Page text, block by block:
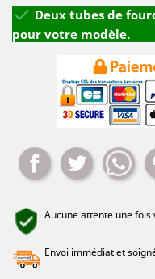
 Deux tubes de
pour votre modèle.
Partager Tweet
Aucune attente une
Envoi immédiat et